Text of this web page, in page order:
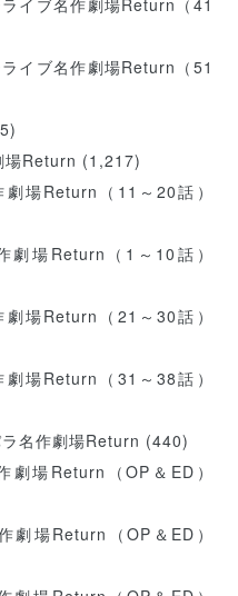
イブ名作劇場Return（41
イブ名作劇場Return（51
場Return (1,217)
場Return（11～20話）
劇場Return（1～10話）
場Return（21～30話）
場Return（31～38話）
名作劇場Return (440)
劇場Return（OP＆ED）
劇場Return（OP＆ED）